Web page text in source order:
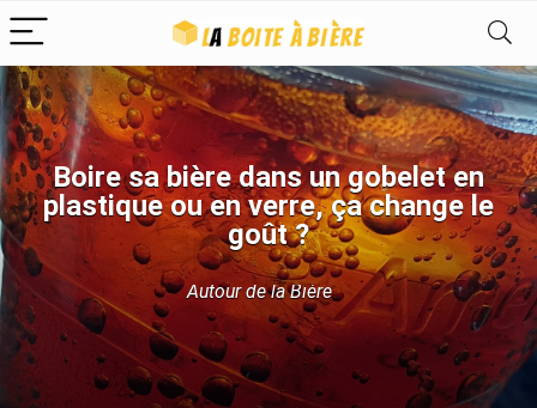
Boire sa bière dans un gobelet en
plastique ou en verre, ça change le
goût ?
Autour de la Bière